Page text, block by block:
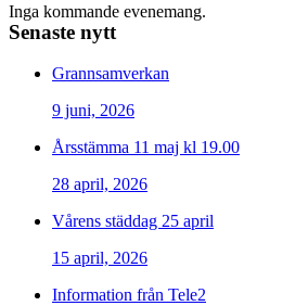
Inga kommande evenemang.
Senaste nytt
Grannsamverkan
9 juni, 2026
Årsstämma 11 maj kl 19.00
28 april, 2026
Vårens städdag 25 april
15 april, 2026
Information från Tele2